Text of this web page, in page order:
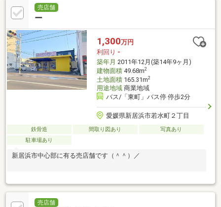
売店舗
ー
1,300万円
利回り -
築年月 2011年12月(築14年9ヶ月)
建物面積49.68m2
土地面積165.31m2
用途地域商業地域
バス/「東町」バス停 停歩2分
愛媛県新居浜市若水町２丁目
鉄骨造 間取り図あり
写真あり
駐車場あり
新居浜市中心部に有る売店舗です（＾＾）／
売店舗